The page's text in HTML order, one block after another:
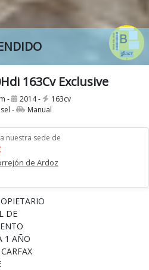
163Cv Exclusive
- 2014 -
163cv
-
Manual
nuestra sede de
de Ardoz
DE
1 AÑO